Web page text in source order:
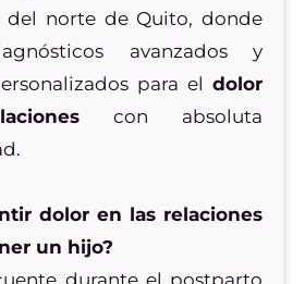
del norte de Quito, donde
avanzados y
para el dolor
con absoluta
dolor en las relaciones
un hijo?
durante el postparto